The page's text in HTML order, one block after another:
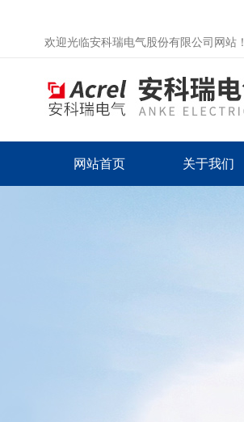
欢迎光临安科瑞电气股份有限公司网站！
网站首页 关于我们